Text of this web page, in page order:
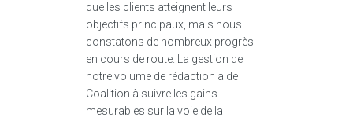
que les clients atteignent leurs
objectifs principaux, mais nous
constatons de nombreux progrès
en cours de route. La gestion de
notre volume de rédaction aide
Coalition à suivre les gains
mesurables sur la voie de la